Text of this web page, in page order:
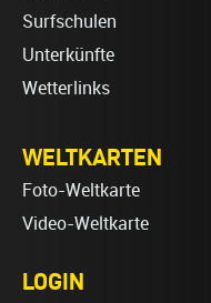
Surfschulen
Unterkünfte
Wetterlinks
WELTKARTEN
Foto-Weltkarte
Video-Weltkarte
LOGIN